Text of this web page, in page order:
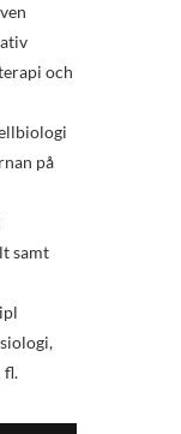
och
på
samt
fl.